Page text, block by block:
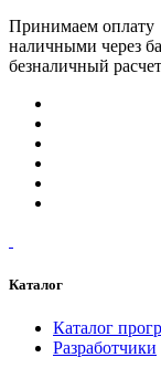
Принимаем оплату
наличными через
безналичный
Каталог
Каталог
Разработчики